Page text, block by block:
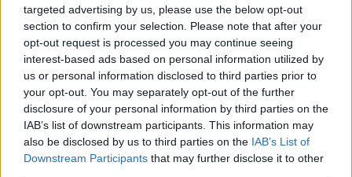
targeted advertising by us, please use the below opt-out
section to confirm your selection. Please note that after your
opt-out request is processed you may continue seeing
interest-based ads based on personal information utilized by
us or personal information disclosed to third parties prior to
your opt-out. You may separately opt-out of the further
disclosure of your personal information by third parties on the
IAB’s list of downstream participants. This information may
also be disclosed by us to third parties on the IAB’s List of
Downstream Participants that may further disclose it to other
υπέγραψε μεγάλη διεθνή διαφημιστική
συνεργασία με την Coca-Cola, εμφανιζόμενη σε
τεράστιες καμπάνιες της εταιρείας.
Παρά τη δόξα και τα μετάλλια, η ίδια δεν ξέχασε
ποτέ τι χρειάστηκε να ξεπεράσει για να φτάσει
εκεί. «Πάντα πίστευα ότι μπορώ να καταφέρω
οτιδήποτε βάλω στο μυαλό μου», ήταν η φράση